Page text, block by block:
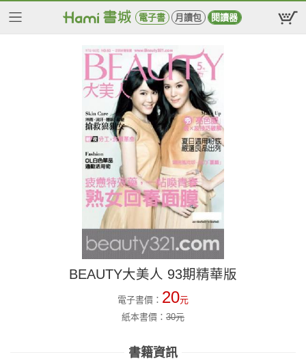
電子書 月讀包 閱讀器
BEAUTY大美人 93期精華版
電子書價： 20元
紙本書價： 30元
書籍資訊